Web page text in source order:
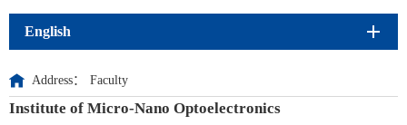
English
Address： Faculty
Institute of Micro-Nano Optoelectronics